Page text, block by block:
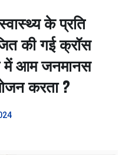
के प्रति
की गई क्रॉस
में आम जनमानस
करता ?